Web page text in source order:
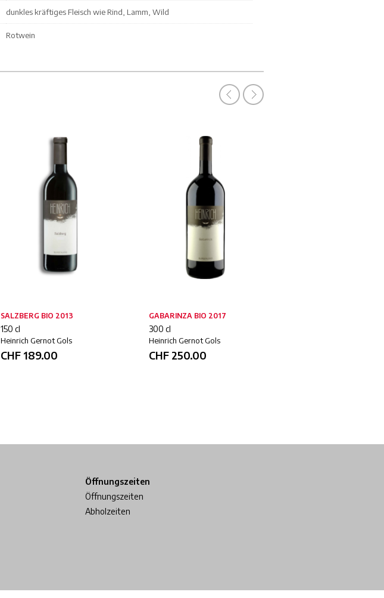
dunkles kräftiges Fleisch wie Rind, Lamm, Wild
Rotwein
SALZBERG BIO 2013
150 cl
Heinrich Gernot Gols
CHF 189.00
GABARINZA BIO 2017
300 cl
Heinrich Gernot Gols
CHF 250.00
Öffnungszeiten
Öffnungszeiten
Abholzeiten